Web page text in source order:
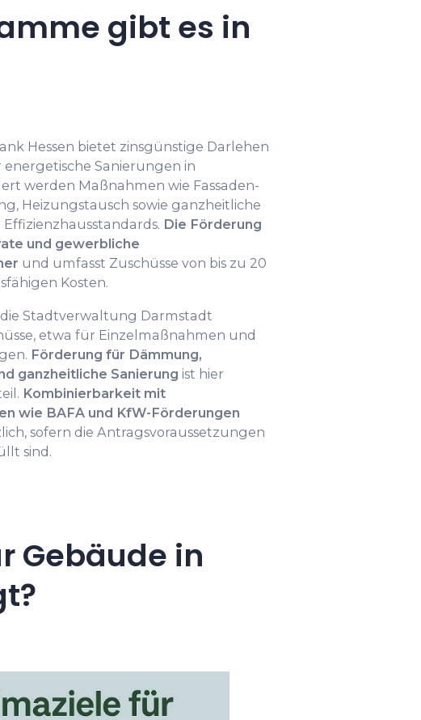
gibt es in
Hessen bietet zinsgünstige Darlehen
Sanierungen in
werden Maßnahmen wie Fassaden-
Heizungstausch sowie ganzheitliche
Die Förderung
und gewerbliche
und umfasst Zuschüsse von bis zu 20
Kosten.
Stadtverwaltung Darmstadt
etwa für Einzelmaßnahmen und
Förderung für Dämmung,
ganzheitliche Sanierung ist hier
Kombinierbarkeit mit
wie BAFA und KfW-Förderungen
sofern die Antragsvoraussetzungen
sind.
Gebäude in